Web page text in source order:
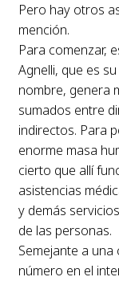
Pero hay otros
mención.
Para comenzar,
Agnelli, que es
nombre, genera
sumados entre
indirectos. Para
enorme masa
cierto que allí
asistencias
y demás
de las personas.
Semejante a
número en el